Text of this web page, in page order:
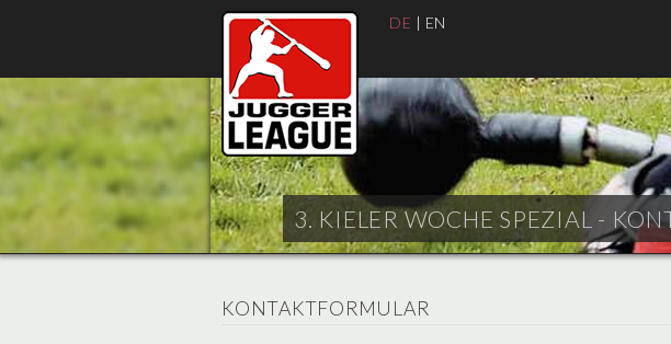
DE | EN
3. KIELER WOCHE SPEZIAL -
KONTAKTFORMULAR